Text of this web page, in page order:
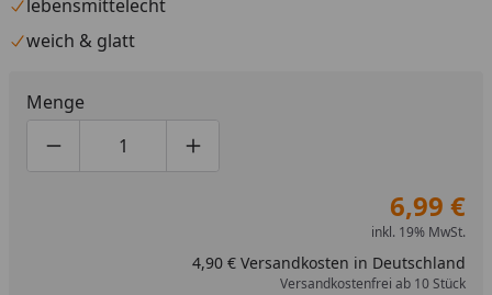
lebensmittelecht
weich & glatt
Menge
Produktmenge um eins verringern
Produktmenge manuell eingeben
Produktmenge um eins erhöhen
6,99 €
inkl. 19% MwSt.
4,90 € Versandkosten in Deutschland
Versandkostenfrei ab 10 Stück